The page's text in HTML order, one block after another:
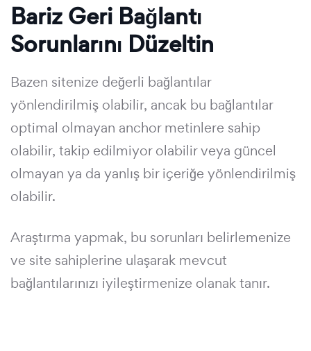
Bariz Geri Bağlantı
Sorunlarını Düzeltin
Bazen sitenize değerli bağlantılar
yönlendirilmiş olabilir, ancak bu bağlantılar
optimal olmayan anchor metinlere sahip
olabilir, takip edilmiyor olabilir veya güncel
olmayan ya da yanlış bir içeriğe yönlendirilmiş
olabilir.
Araştırma yapmak, bu sorunları belirlemenize
ve site sahiplerine ulaşarak mevcut
bağlantılarınızı iyileştirmenize olanak tanır.